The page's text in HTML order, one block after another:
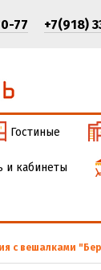
77 +7(918)
Гостиные
и кабинеты
с вешалками